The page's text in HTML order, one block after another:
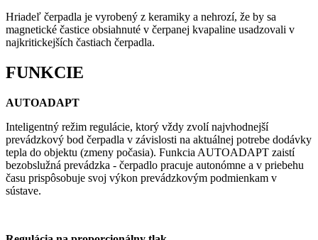
Hriadeľ čerpadla je vyrobený z keramiky a nehrozí, že by sa
magnetické častice obsiahnuté v čerpanej kvapaline usadzovali v
najkritickejších častiach čerpadla.
FUNKCIE
AUTOADAPT
Inteligentný režim regulácie, ktorý vždy zvolí najvhodnejší
prevádzkový bod čerpadla v závislosti na aktuálnej potrebe dodávky
tepla do objektu (zmeny počasia). Funkcia AUTOADAPT zaistí
bezobslužná prevádzka - čerpadlo pracuje autonómne a v priebehu
času prispôsobuje svoj výkon prevádzkovým podmienkam v
sústave.